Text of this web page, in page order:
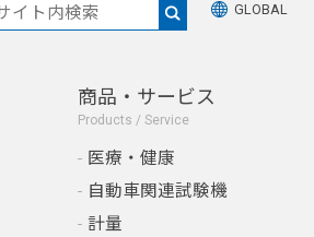
GLOBAL
商品・サービス
Products / Service
医療・健康
自動車関連試験機
計量